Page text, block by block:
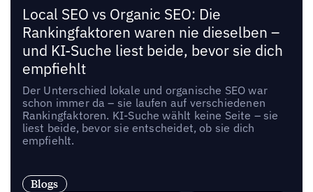
Local SEO vs Organic SEO: Die
Rankingfaktoren waren nie dieselben –
und KI-Suche liest beide, bevor sie dich
empfiehlt
Der Unterschied lokale und organische SEO war
schon immer da – sie laufen auf verschiedenen
Rankingfaktoren. KI-Suche wählt keine Seite – sie
liest beide, bevor sie entscheidet, ob sie dich
empfiehlt.
Blogs